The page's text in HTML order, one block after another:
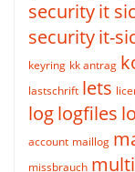
securityit
securityit-
keyring kk antrag
lastschrift lets
loglogfiles
account maillog
missbrauch multi